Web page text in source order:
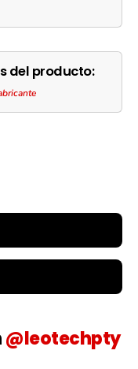
del producto:
@leotechpty